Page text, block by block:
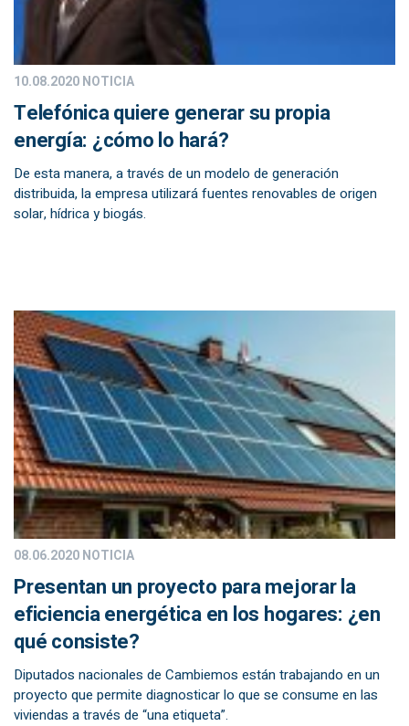
10.08.2020NOTICIA
Telefónica quiere generar su propia
energía: ¿cómo lo hará?
De esta manera, a través de un modelo de generación
distribuida, la empresa utilizará fuentes renovables de origen
solar, hídrica y biogás.
08.06.2020NOTICIA
Presentan un proyecto para mejorar la
eficiencia energética en los hogares: ¿en
qué consiste?
Diputados nacionales de Cambiemos están trabajando en un
proyecto que permite diagnosticar lo que se consume en las
viviendas a través de “una etiqueta”.